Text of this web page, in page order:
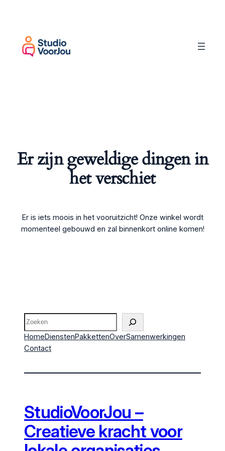
Er zijn geweldige dingen in
het verschiet
Er is iets moois in het vooruitzicht! Onze winkel wordt
momenteel gebouwd en zal binnenkort online komen!
Zoeken
HomeDienstenPakkettenOverSamenwerkingen
Contact
StudioVoorJou –
Creatieve kracht voor